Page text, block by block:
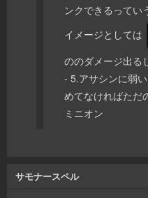
ンクできるってい
イメージとしては
ののダメージ出る
- 5.アサシンに弱
めてなければただ
ミニオン
サモナースペル